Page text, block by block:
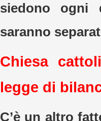
siedono ogni
saranno
Chiesa
legge di
C’è un altro